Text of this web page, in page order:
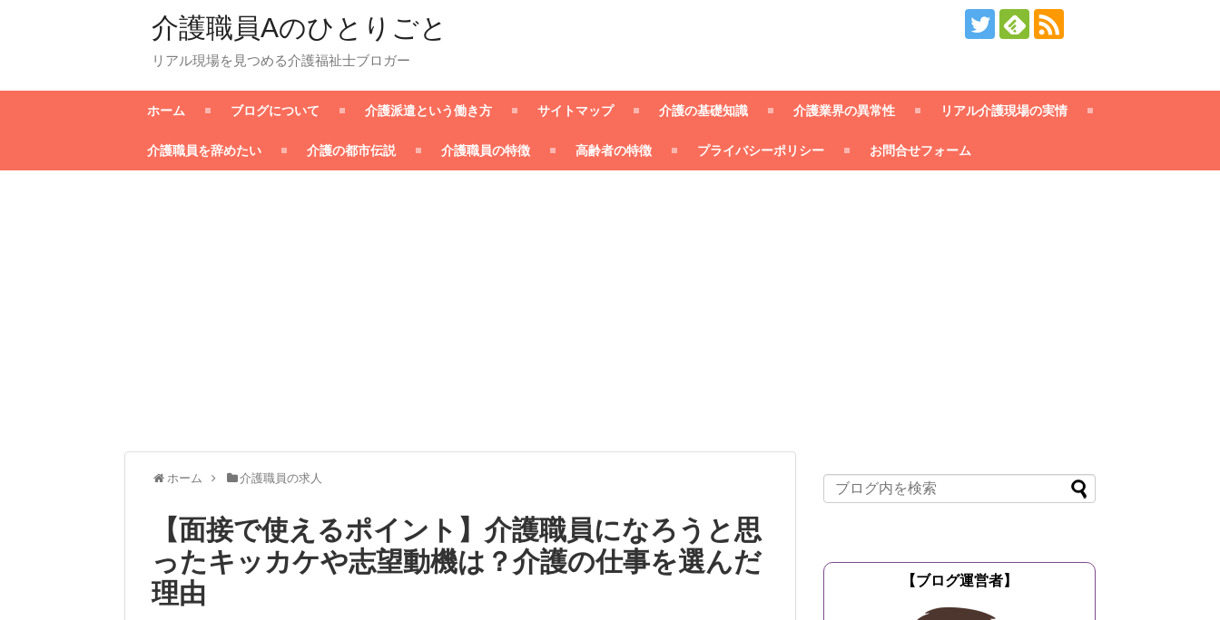
介護職員Aのひとりごと
リアル現場を見つめる介護福祉士ブロガー
ホーム ブログについて 介護派遣という働き方 サイトマップ 介護の基礎知識 介護業界の異常性 リアル介護現場の実情
介護職員を辞めたい 介護の都市伝説 介護職員の特徴 高齢者の特徴 プライバシーポリシー お問合せフォーム
ホーム 介護職員の求人
【面接で使えるポイント】介護職員になろうと思
ったキッカケや志望動機は？介護の仕事を選んだ
理由
【ブログ運営者】